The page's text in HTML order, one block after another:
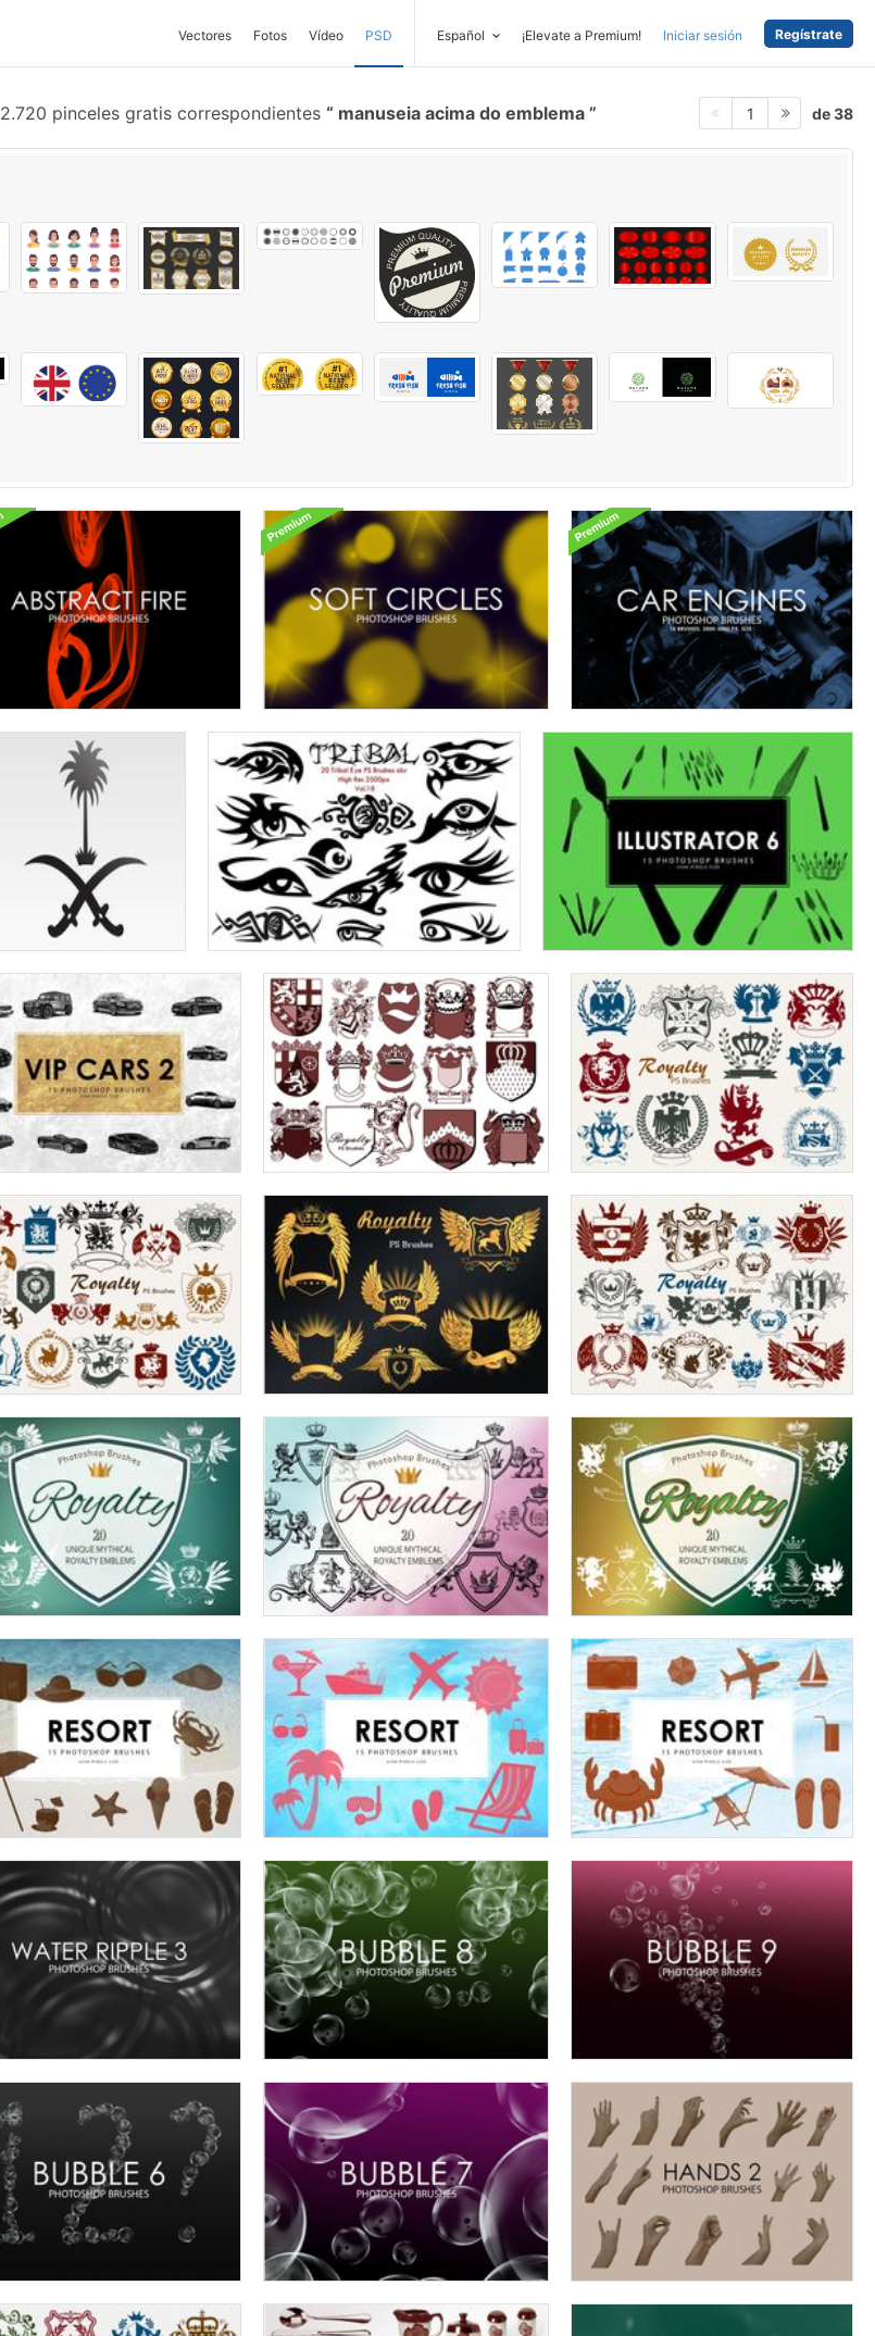
Vectores Fotos Vídeo PSD Español ¡Elevate a Premium! Iniciar sesión Regístrate
2.720 pinceles gratis correspondientes manuseia acima do emblema 1 de 38